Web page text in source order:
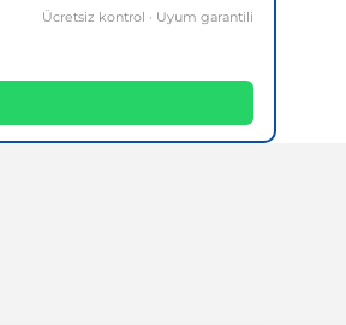
Ücretsiz kontrol · Uyum garantili